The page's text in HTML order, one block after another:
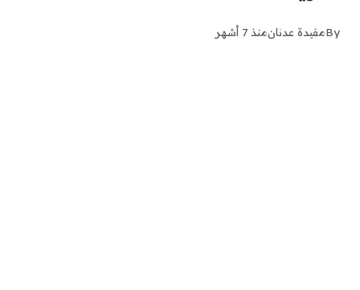
Byمفيدة عدنانمنذ 7 أشهر